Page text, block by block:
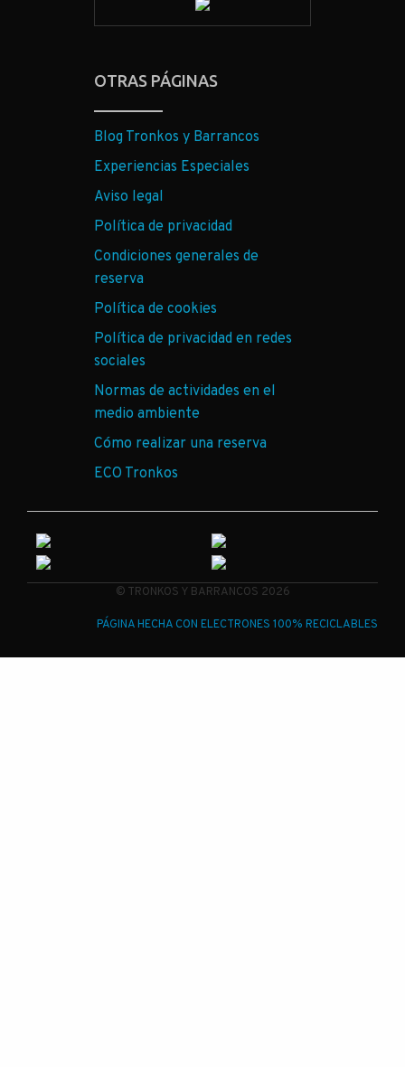
OTRAS PÁGINAS
Blog Tronkos y Barrancos
Experiencias Especiales
Aviso legal
Política de privacidad
Condiciones generales de
reserva
Política de cookies
Política de privacidad en redes
sociales
Normas de actividades en el
medio ambiente
Cómo realizar una reserva
ECO Tronkos
© TRONKOS Y BARRANCOS 2026
PÁGINA HECHA CON ELECTRONES 100% RECICLABLES